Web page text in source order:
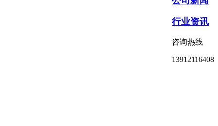
行业资讯
咨询热线
13912116408